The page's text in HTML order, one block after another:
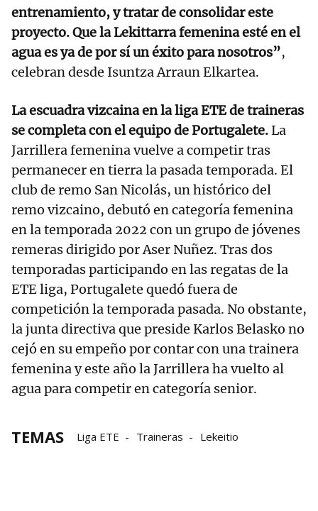
entrenamiento, y tratar de consolidar este
proyecto. Que la Lekittarra femenina esté en el
agua es ya de por sí un éxito para nosotros”,
celebran desde Isuntza Arraun Elkartea.
La escuadra vizcaina en la liga ETE de traineras
se completa con el equipo de Portugalete.La
Jarrillera femenina vuelve a competir tras
permanecer en tierra la pasada temporada. El
club de remo San Nicolás, un histórico del
remo vizcaino, debutó en categoría femenina
en la temporada 2022 con un grupo de jóvenes
remeras dirigido por Aser Nuñez. Tras dos
temporadas participando en las regatas de la
ETE liga, Portugalete quedó fuera de
competición la temporada pasada. No obstante,
la junta directiva que preside Karlos Belasko no
cejó en su empeño por contar con una trainera
femenina y este año la Jarrillera ha vuelto al
agua para competir en categoría senior.
TEMAS Liga ETE Traineras Lekeitio